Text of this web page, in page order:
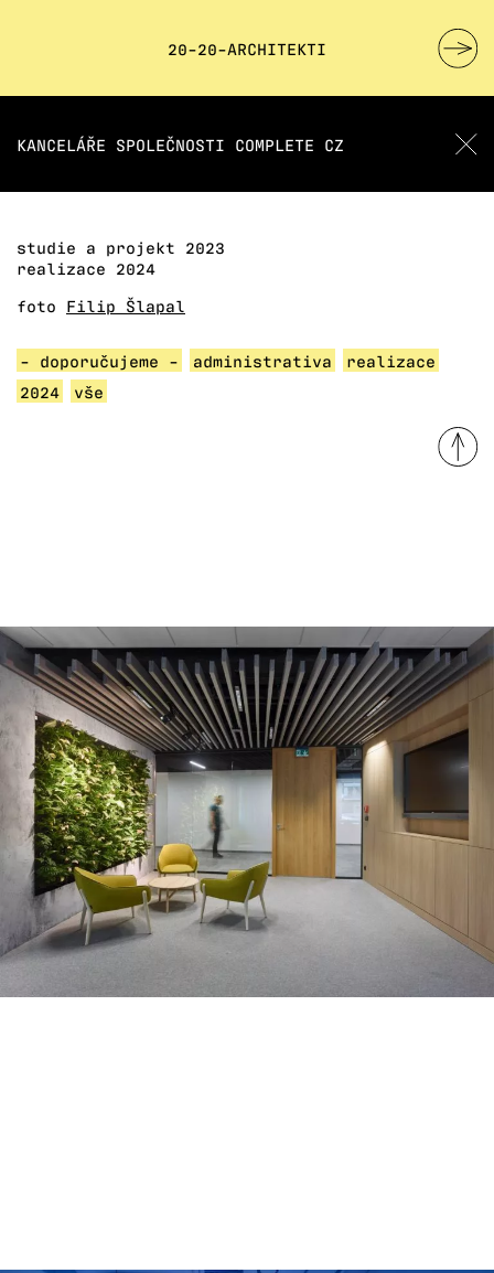
20-20-ARCHITEKTI
KANCELÁŘE SPOLEČNOSTI COMPLETE CZ
studie a projekt 2023
realizace 2024
foto Filip Šlapal
- doporučujeme - administrativa
realizace
2024
vše